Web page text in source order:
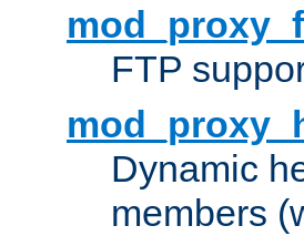
FTP
Dynamic
members